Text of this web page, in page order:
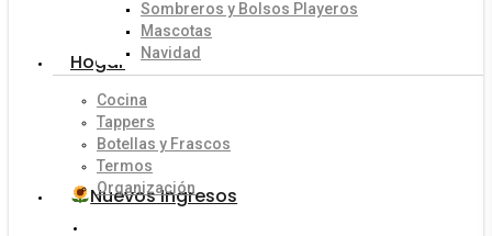
Sombreros y Bolsos Playeros
Mascotas
Navidad
Hogar
Cocina
Tappers
Botellas y Frascos
Termos
Organización
Nuevos Ingresos